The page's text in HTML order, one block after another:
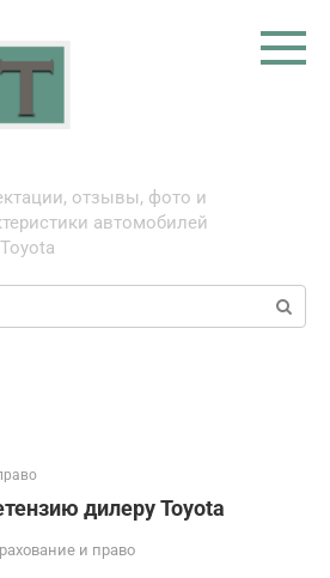
отзывы, фото и
автомобилей
Toyota
дилеру Toyota
и право